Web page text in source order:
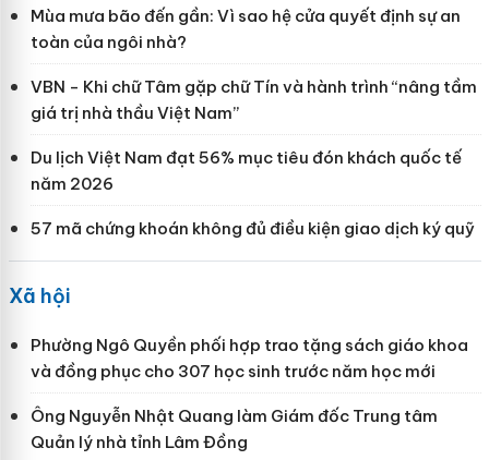
Mùa mưa bão đến gần: Vì sao hệ cửa quyết định sự an
toàn của ngôi nhà?
VBN - Khi chữ Tâm gặp chữ Tín và hành trình “nâng tầm
giá trị nhà thầu Việt Nam”
Du lịch Việt Nam đạt 56% mục tiêu đón khách quốc tế
năm 2026
57 mã chứng khoán không đủ điều kiện giao dịch ký quỹ
Xã hội
Phường Ngô Quyền phối hợp trao tặng sách giáo khoa
và đồng phục cho 307 học sinh trước năm học mới
Ông Nguyễn Nhật Quang làm Giám đốc Trung tâm
Quản lý nhà tỉnh Lâm Đồng